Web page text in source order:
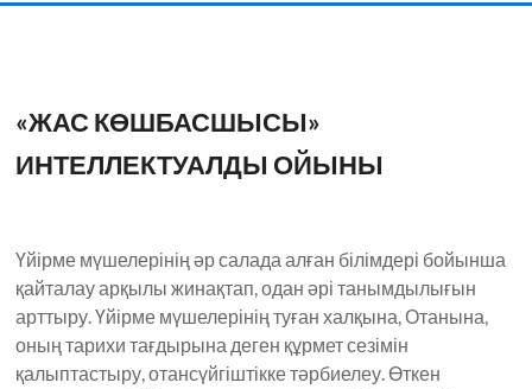
«ЖАС КӨШБАСШЫСЫ»
ИНТЕЛЛЕКТУАЛДЫ ОЙЫНЫ
Үйірме мүшелерінің әр салада алған білімдері бойынша
қайталау арқылы жинақтап, одан әрі танымдылығын
арттыру. Үйірме мүшелерінің туған халқына, Отанына,
оның тарихи тағдырына деген құрмет сезімін
қалыптастыру, отансүйгіштікке тәрбиелеу. Өткен